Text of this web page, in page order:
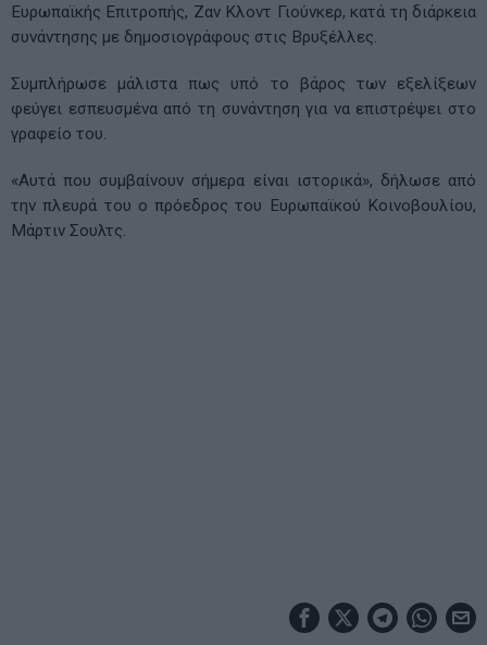
Ευρωπαϊκής Επιτροπής, Ζαν Κλοντ Γιούνκερ, κατά τη διάρκεια
συνάντησης με δημοσιογράφους στις Βρυξέλλες.
Συμπλήρωσε μάλιστα πως υπό το βάρος των εξελίξεων
φεύγει εσπευσμένα από τη συνάντηση για να επιστρέψει στο
γραφείο του.
«Αυτά που συμβαίνουν σήμερα είναι ιστορικά», δήλωσε από
την πλευρά του ο πρόεδρος του Ευρωπαϊκού Κοινοβουλίου,
Μάρτιν Σουλτς.